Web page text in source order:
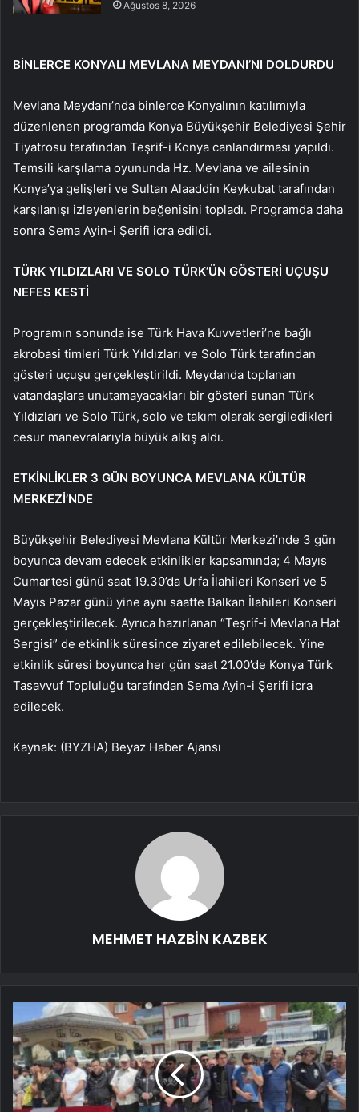
Ağustos 8, 2026
BİNLERCE KONYALI MEVLANA MEYDANI’NI DOLDURDU
Mevlana Meydanı’nda binlerce Konyalının katılımıyla
düzenlenen programda Konya Büyükşehir Belediyesi Şehir
Tiyatrosu tarafından Teşrif-i Konya canlandırması yapıldı.
Temsili karşılama oyununda Hz. Mevlana ve ailesinin
Konya’ya gelişleri ve Sultan Alaaddin Keykubat tarafından
karşılanışı izleyenlerin beğenisini topladı. Programda daha
sonra Sema Ayin-i Şerifi icra edildi.
TÜRK YILDIZLARI VE SOLO TÜRK’ÜN GÖSTERİ UÇUŞU
NEFES KESTİ
Programın sonunda ise Türk Hava Kuvvetleri’ne bağlı
akrobasi timleri Türk Yıldızları ve Solo Türk tarafından
gösteri uçuşu gerçekleştirildi. Meydanda toplanan
vatandaşlara unutamayacakları bir gösteri sunan Türk
Yıldızları ve Solo Türk, solo ve takım olarak sergiledikleri
cesur manevralarıyla büyük alkış aldı.
ETKİNLİKLER 3 GÜN BOYUNCA MEVLANA KÜLTÜR
MERKEZİ’NDE
Büyükşehir Belediyesi Mevlana Kültür Merkezi’nde 3 gün
boyunca devam edecek etkinlikler kapsamında; 4 Mayıs
Cumartesi günü saat 19.30’da Urfa İlahileri Konseri ve 5
Mayıs Pazar günü yine aynı saatte Balkan İlahileri Konseri
gerçekleştirilecek. Ayrıca hazırlanan “Teşrif-i Mevlana Hat
Sergisi” de etkinlik süresince ziyaret edilebilecek. Yine
etkinlik süresi boyunca her gün saat 21.00’de Konya Türk
Tasavvuf Topluluğu tarafından Sema Ayin-i Şerifi icra
edilecek.
Kaynak: (BYZHA) Beyaz Haber Ajansı
MEHMET HAZBİN KAZBEK